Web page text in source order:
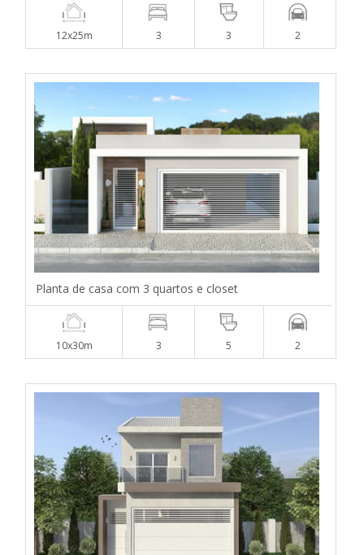
12x25m 3 3 2
Planta de casa com 3 quartos e closet
10x30m 3 5 2